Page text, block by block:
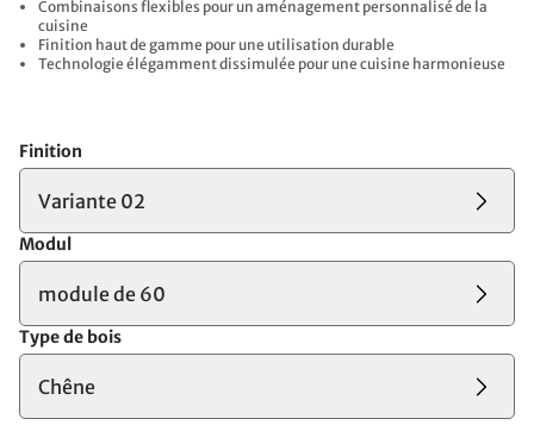
Combinaisons flexibles pour un aménagement personnalisé de la
cuisine
Finition haut de gamme pour une utilisation durable
Technologie élégamment dissimulée pour une cuisine harmonieuse
Finition
Variante 02
Modul
module de 60
Type de bois
Chêne